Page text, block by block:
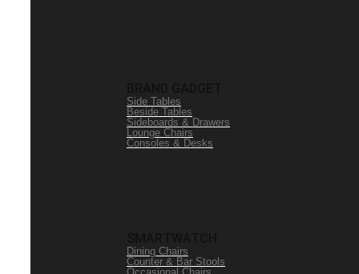
Side Tables
Beside Tables
Sideboards & Drawers
Lounge Chairs
Consoles & Desks
Dining Chairs
Counter & Bar Stools